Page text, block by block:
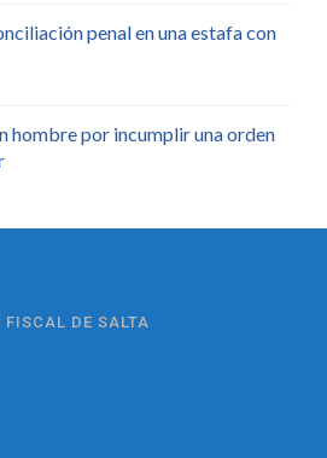
penal en una estafa con
hombre por incumplir una orden
DE SALTA